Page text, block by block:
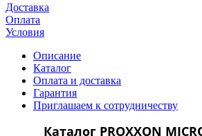
Доставка
Оплата
Условия
Описание
Каталог
Оплата и доставка
Гарантия
Приглашаем к сотрудничеству
Каталог PROXXON